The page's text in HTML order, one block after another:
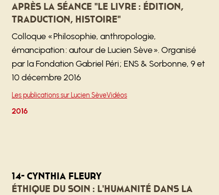
Après la séance "Le livre : édition,
traduction, histoire"
Colloque « Philosophie, anthropologie,
émancipation : autour de Lucien Sève ». Organisé
par la Fondation Gabriel Péri ; ENS & Sorbonne, 9 et
10 décembre 2016
Les publications sur Lucien SèveVidéos
2016
14- Cynthia Fleury
Éthique du soin : l'humanité dans la